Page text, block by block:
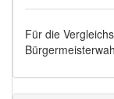
Für die